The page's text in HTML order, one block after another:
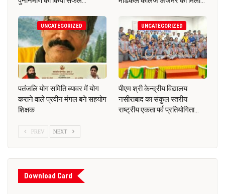
UNCATEGORIZED
पतंजलि योग समिति ब्यावर में योग
कराने वाले प्रवीन मंगल बने सहयोग
शिक्षक
UNCATEGORIZED
पीएम श्री केन्द्रीय विद्यालय
नसीराबाद का संकुल स्तरीय
राष्ट्रीय एकता पर्व प्रतियोगिता…
PREV NEXT
Download Card